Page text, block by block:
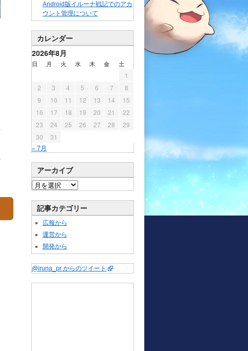
Android版イルーナ戦記でのアカ
ウント管理について
カレンダー
2026年8月
日 月 火 水 木 金 土
« 7月
1
2
3 4 5 6 7
8
9
10 11 12 13 14
15
16
17 18 19 20 21
22
23
24 25 26 27 28
29
30
31
アーカイブ
記事カテゴリー
広報から
運営から
開発から
@iruna_pr からのツイート